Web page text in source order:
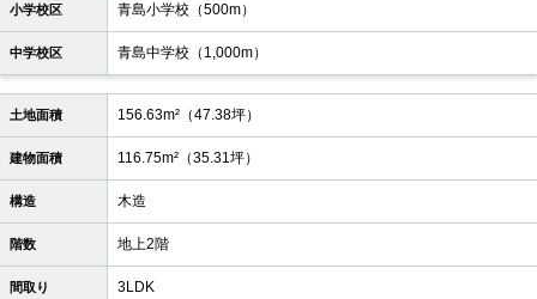
小学校区 青島小学校（500m）
中学校区 青島中学校（1,000m）
土地面積 156.63m²（47.38坪）
建物面積 116.75m²（35.31坪）
構造 木造
階数 地上2階
間取り 3LDK